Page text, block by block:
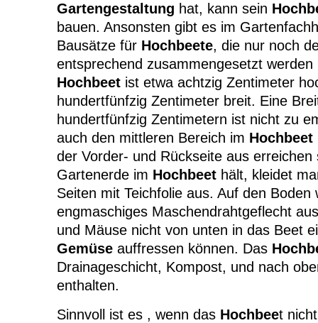
Gartengestaltung hat, kann sein
bauen. Ansonsten gibt es im
Bausätze für Hochbeete, die nur noch
entsprechend zusammengesetzt werden
Hochbeet ist etwa achtzig Zentimeter
hundertfünfzig Zentimeter breit. Eine
hundertfünfzig Zentimetern ist nicht zu
auch den mittleren Bereich im Hochbeet
der Vorder- und Rückseite aus
Gartenerde im Hochbeet hält, kleidet
Seiten mit Teichfolie aus. Auf den Boden
engmaschiges Maschendrahtgeflecht
und Mäuse nicht von unten in das Beet
Gemüse auffressen können. Das
Drainageschicht, Kompost, und nach
enthalten.
Sinnvoll ist es , wenn das Hochbeet